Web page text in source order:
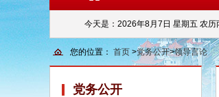
今天是： 2026年8月7日 星期五 农历
您的位置： 首页 >党务公开>领导言论
党务公开